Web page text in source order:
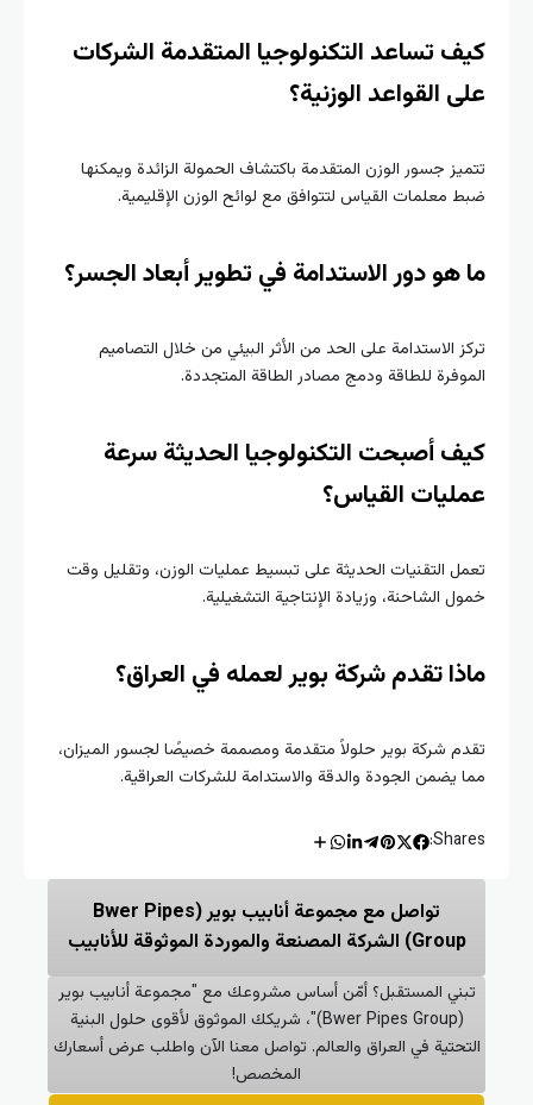
كيف تساعد التكنولوجيا المتقدمة الشركات
على القواعد الوزنية؟
تتميز جسور الوزن المتقدمة باكتشاف الحمولة الزائدة ويمكنها
ضبط معلمات القياس لتتوافق مع لوائح الوزن الإقليمية.
ما هو دور الاستدامة في تطوير أبعاد الجسر؟
تركز الاستدامة على الحد من الأثر البيئي من خلال التصاميم
الموفرة للطاقة ودمج مصادر الطاقة المتجددة.
كيف أصبحت التكنولوجيا الحديثة سرعة
عمليات القياس؟
تعمل التقنيات الحديثة على تبسيط عمليات الوزن، وتقليل وقت
خمول الشاحنة، وزيادة الإنتاجية التشغيلية.
ماذا تقدم شركة بوير لعمله في العراق؟
تقدم شركة بوير حلولاً متقدمة ومصممة خصيصًا لجسور الميزان،
مما يضمن الجودة والدقة والاستدامة للشركات العراقية.
Shares:
تواصل مع مجموعة أنابيب بوير (Bwer Pipes
Group) الشركة المصنعة والموردة الموثوقة للأنابيب
تبني المستقبل؟ أمّن أساس مشروعك مع "مجموعة أنابيب بوير
(Bwer Pipes Group)"، شريكك الموثوق لأقوى حلول البنية
التحتية في العراق والعالم. تواصل معنا الآن واطلب عرض أسعارك
المخصص!